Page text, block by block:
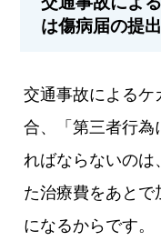
は傷病届の提
交通事故によるケ
合、「第三者行為
ればならないのは
た治療費をあと
になるからです。